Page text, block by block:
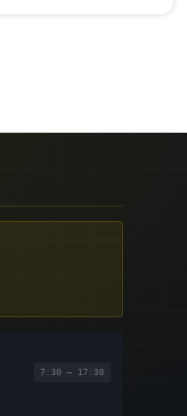
7:30 – 17:30